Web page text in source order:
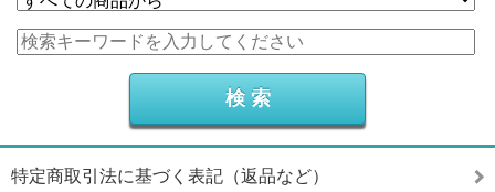
特定商取引法に基づく表記（返品など）